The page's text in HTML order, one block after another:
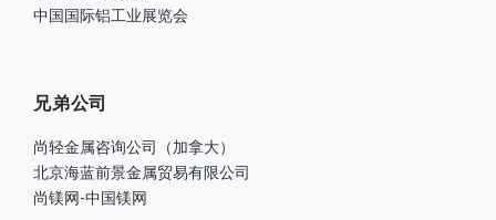
中国国际铝工业展览会
兄弟公司
尚轻金属咨询公司（加拿大）
北京海蓝前景金属贸易有限公司
尚镁网-中国镁网